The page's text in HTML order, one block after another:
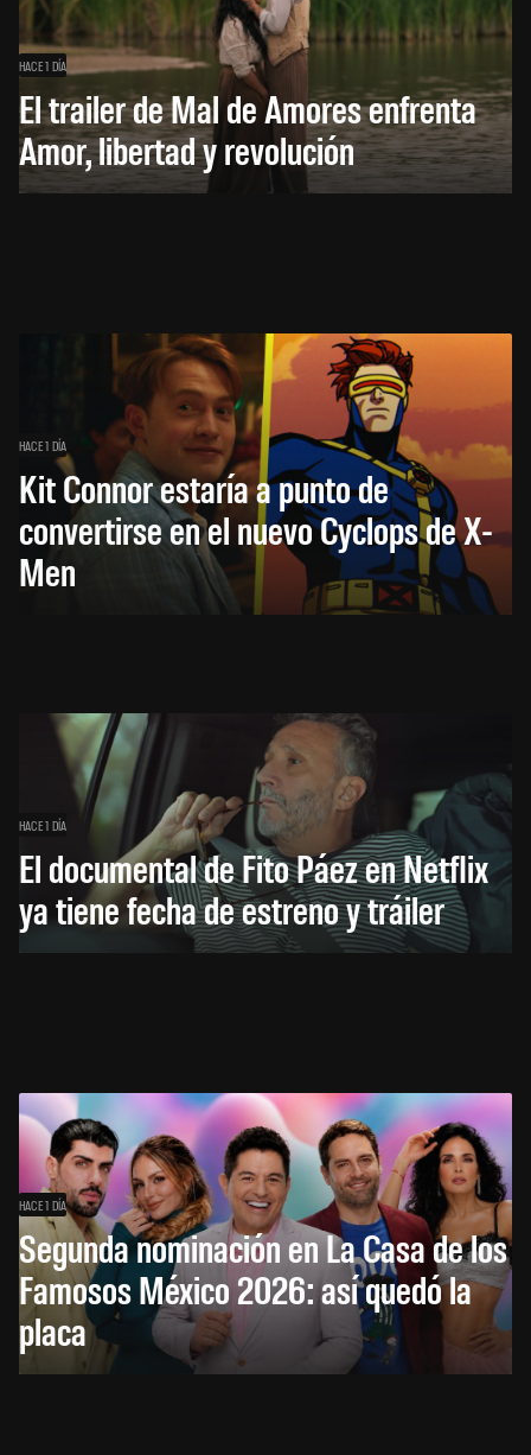
HACE 1 DÍA
El trailer de Mal de Amores enfrenta
Amor, libertad y revolución
HACE 1 DÍA
Kit Connor estaría a punto de
convertirse en el nuevo Cyclops de X-
Men
HACE 1 DÍA
El documental de Fito Páez en Netflix
ya tiene fecha de estreno y tráiler
HACE 1 DÍA
Segunda nominación en La Casa de los
Famosos México 2026: así quedó la
placa